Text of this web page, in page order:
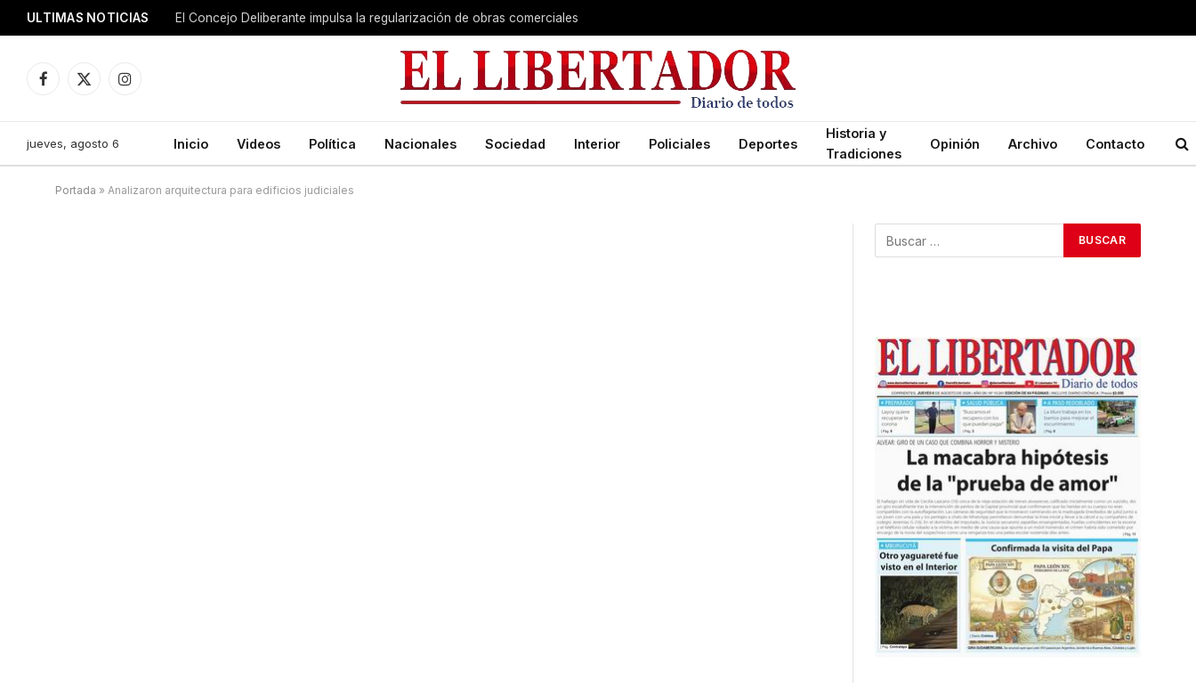
ULTIMAS NOTICIAS El Concejo Deliberante impulsa la regularización de obras comerciales
Facebook
X
Instagram
jueves, agosto 6 Inicio Videos Política Nacionales Sociedad Interior Policiales Deportes
Historia y
Tradiciones
Opinión Archivo Contacto
Portada » Analizaron arquitectura para edificios judiciales